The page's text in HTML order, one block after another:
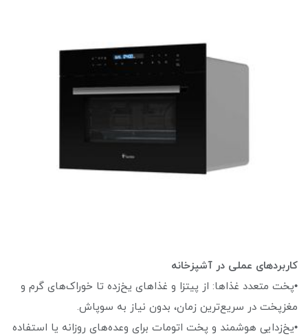
کاربردهای عملی در آشپزخانه
•پخت متعدد غذاها: از پیتزا و غذاهای یخ‌زده تا خوراک‌های گرم و
مغزپخت در سریع‌ترین زمان، بدون نیاز به سوپاش.
•یخ‌زدایی هوشمند و پخت اتومات برای وعده‌های روزانه یا استفاده